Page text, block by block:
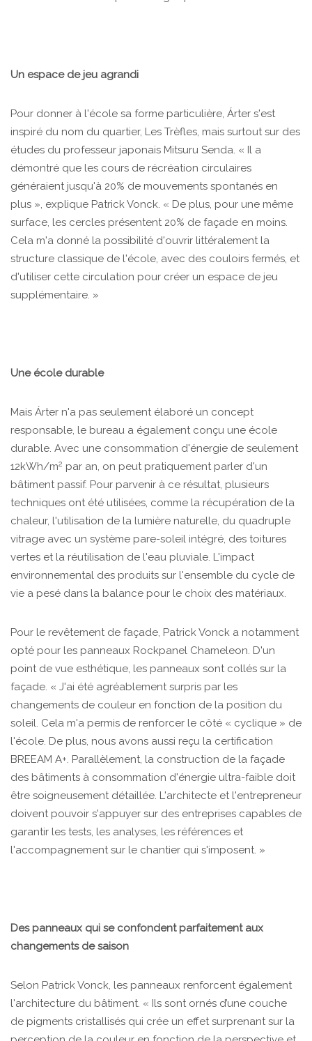
Un espace de jeu agrandi
Pour donner à l'école sa forme particulière, Árter s'est
inspiré du nom du quartier, Les Trèfles, mais surtout sur des
études du professeur japonais Mitsuru Senda. « Il a
démontré que les cours de récréation circulaires
généraient jusqu'à 20% de mouvements spontanés en
plus », explique Patrick Vonck. « De plus, pour une même
surface, les cercles présentent 20% de façade en moins.
Cela m'a donné la possibilité d'ouvrir littéralement la
structure classique de l'école, avec des couloirs fermés, et
d'utiliser cette circulation pour créer un espace de jeu
supplémentaire. »
Une école durable
Mais Árter n'a pas seulement élaboré un concept
responsable, le bureau a également conçu une école
durable. Avec une consommation d'énergie de seulement
12kWh/m2 par an, on peut pratiquement parler d'un
bâtiment passif. Pour parvenir à ce résultat, plusieurs
techniques ont été utilisées, comme la récupération de la
chaleur, l'utilisation de la lumière naturelle, du quadruple
vitrage avec un système pare-soleil intégré, des toitures
vertes et la réutilisation de l'eau pluviale. L'impact
environnemental des produits sur l'ensemble du cycle de
vie a pesé dans la balance pour le choix des matériaux.
Pour le revêtement de façade, Patrick Vonck a notamment
opté pour les panneaux Rockpanel Chameleon. D'un
point de vue esthétique, les panneaux sont collés sur la
façade. « J'ai été agréablement surpris par les
changements de couleur en fonction de la position du
soleil. Cela m'a permis de renforcer le côté « cyclique » de
l'école. De plus, nous avons aussi reçu la certification
BREEAM A+. Parallèlement, la construction de la façade
des bâtiments à consommation d'énergie ultra-faible doit
être soigneusement détaillée. L'architecte et l'entrepreneur
doivent pouvoir s'appuyer sur des entreprises capables de
garantir les tests, les analyses, les références et
l'accompagnement sur le chantier qui s'imposent. »
Des panneaux qui se confondent parfaitement aux
changements de saison
Selon Patrick Vonck, les panneaux renforcent également
l'architecture du bâtiment. « Ils sont ornés d’une couche
de pigments cristallisés qui crée un effet surprenant sur la